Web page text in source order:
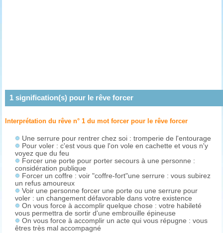
1signification(s) pour le rêve forcer
Interprétation du rêve n° 1 du mot forcer pour le rêveforcer
Une serrure pour rentrer chez soi : tromperie de l'entourage
Pour voler : c'est vous que l'on vole en cachette et vous n'y
voyez que du feu
Forcer une porte pour porter secours à une personne :
considération publique
Forcer un coffre : voir "coffre-fort"une serrure : vous subirez
un refus amoureux
Voir une personne forcer une porte ou une serrure pour
voler : un changement défavorable dans votre existence
On vous force à accomplir quelque chose : votre habileté
vous permettra de sortir d'une embrouille épineuse
On vous force à accomplir un acte qui vous répugne : vous
êtres très mal accompagné